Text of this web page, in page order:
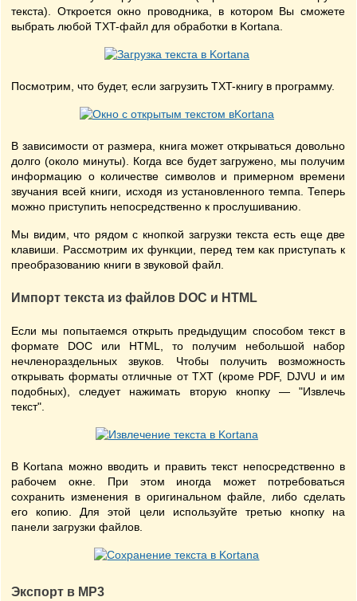
текста). Откроется окно проводника, в котором Вы сможете
выбрать любой TXT-файл для обработки в Kortana.
Посмотрим, что будет, если загрузить TXT-книгу в программу.
В зависимости от размера, книга может открываться довольно
долго (около минуты). Когда все будет загружено, мы получим
информацию о количестве символов и примерном времени
звучания всей книги, исходя из установленного темпа. Теперь
можно приступить непосредственно к прослушиванию.
Мы видим, что рядом с кнопкой загрузки текста есть еще две
клавиши. Рассмотрим их функции, перед тем как приступать к
преобразованию книги в звуковой файл.
Импорт текста из файлов DOC и HTML
Если мы попытаемся открыть предыдущим способом текст в
формате DOC или HTML, то получим небольшой набор
нечленораздельных звуков. Чтобы получить возможность
открывать форматы отличные от TXT (кроме PDF, DJVU и им
подобных), следует нажимать вторую кнопку — "Извлечь
текст".
В Kortana можно вводить и править текст непосредственно в
рабочем окне. При этом иногда может потребоваться
сохранить изменения в оригинальном файле, либо сделать
его копию. Для этой цели используйте третью кнопку на
панели загрузки файлов.
Экспорт в MP3